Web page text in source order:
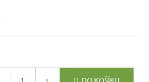
DO KOŠÍKU